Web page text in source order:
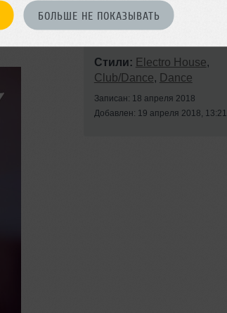
БОЛЬШЕ НЕ ПОКАЗЫВАТЬ
Стили: Electro House,
Club/Dance, Dance
Записан: 18 апреля 2018
Добавлен: 19 апреля 2018, 13:21